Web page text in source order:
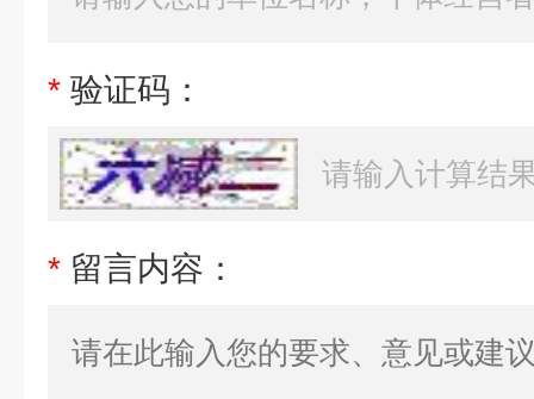
* 验证码：
* 留言内容：